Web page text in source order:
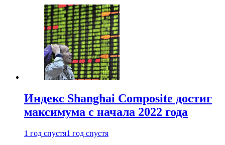
Индекс Shanghai Composite достиг
максимума с начала 2022 года
1 год спустя1 год спустя